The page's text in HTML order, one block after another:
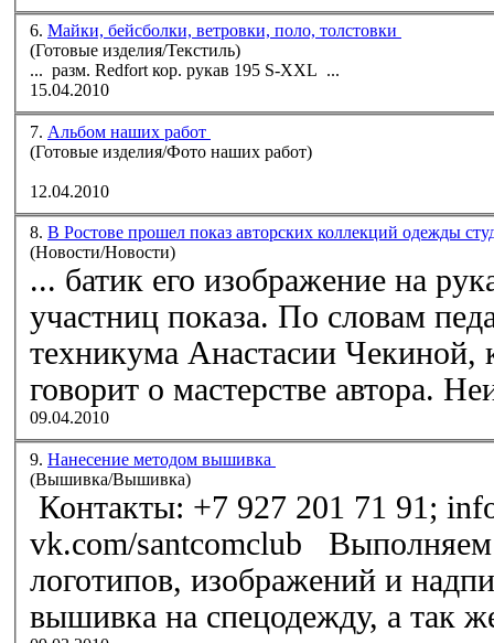
6. Майки, бейсболки, ветровки, поло, толстовки
(Готовые изделия/Текстиль)
... разм. Redfort кор. рукав
195 S-XXL ...
15.04.2010
7. Альбом наших работ
(Готовые изделия/Фото наших работ)
12.04.2010
8. В Ростове прошел показ авторских коллекций одежды
(Новости/Новости)
... батик его изображение на
участниц показа. По словам
техникума Анастасии
09.04.2010
9. Нанесение методом вышивка
(Вышивка/Вышивка)
Контакты: +7 927 201 71 91;
vk.com/santcomclub Выполняем работы по нанесению
логотипов, изображений и
вышивка на спецодежду, а так